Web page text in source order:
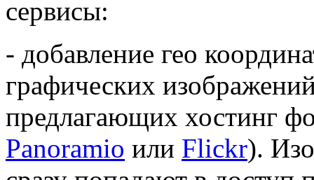
сервисы:
- добавление гео
графических
предлагающих хостинг
Panoramio или Flickr).